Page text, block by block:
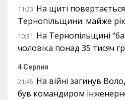
11:23 На щиті
Тернопільщини: майже рік
10:31 На Тернопільщині
чоловіка понад 35 тисяч
4 Серпня
21:45 На війні загинув
був командиром